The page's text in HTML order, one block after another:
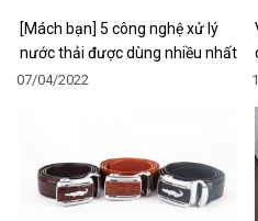
[Mách bạn] 5 công nghệ xử lý
nước thải được dùng nhiều nhất
07/04/2022